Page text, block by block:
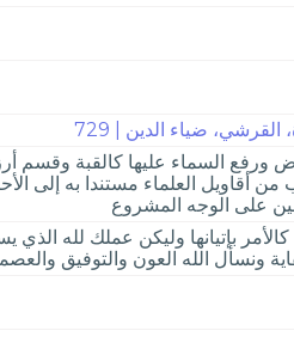
ضياء الدين | 729
ورفع السماء عليها كالقبة وقسم
أقاويل العلماء مستندا به إلى
على الوجه المشروع
بإتيانها وليكن عملك لله
ونسأل الله العون والتوفيق